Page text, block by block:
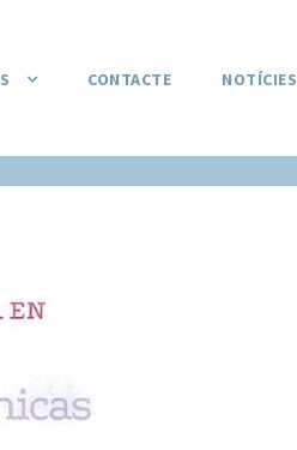
CONTACTE NOTÍCIES